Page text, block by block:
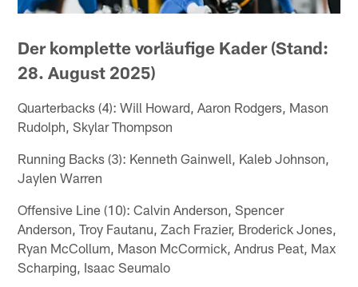
Der komplette vorläufige Kader (Stand:
28. August 2025)
Quarterbacks (4): Will Howard, Aaron Rodgers, Mason
Rudolph, Skylar Thompson
Running Backs (3): Kenneth Gainwell, Kaleb Johnson,
Jaylen Warren
Offensive Line (10): Calvin Anderson, Spencer
Anderson, Troy Fautanu, Zach Frazier, Broderick Jones,
Ryan McCollum, Mason McCormick, Andrus Peat, Max
Scharping, Isaac Seumalo